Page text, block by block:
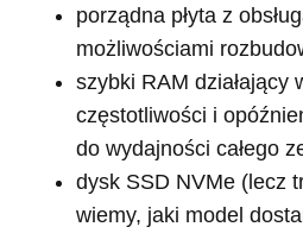
porządna płyta z
możliwościami
szybki RAM działający
częstotliwości i
do wydajności całego
dysk SSD NVMe (lecz
wiemy, jaki model